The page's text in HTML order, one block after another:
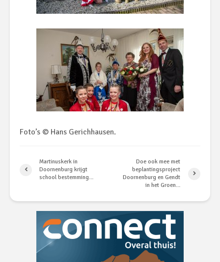
Foto’s © Hans Gerichhausen.
Martinuskerk in
Doornenburg krijgt
school bestemming…
Doe ook mee met
beplantingsproject
Doornenburg en Gendt
in het Groen…